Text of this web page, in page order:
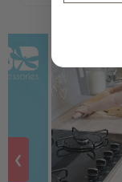
❮